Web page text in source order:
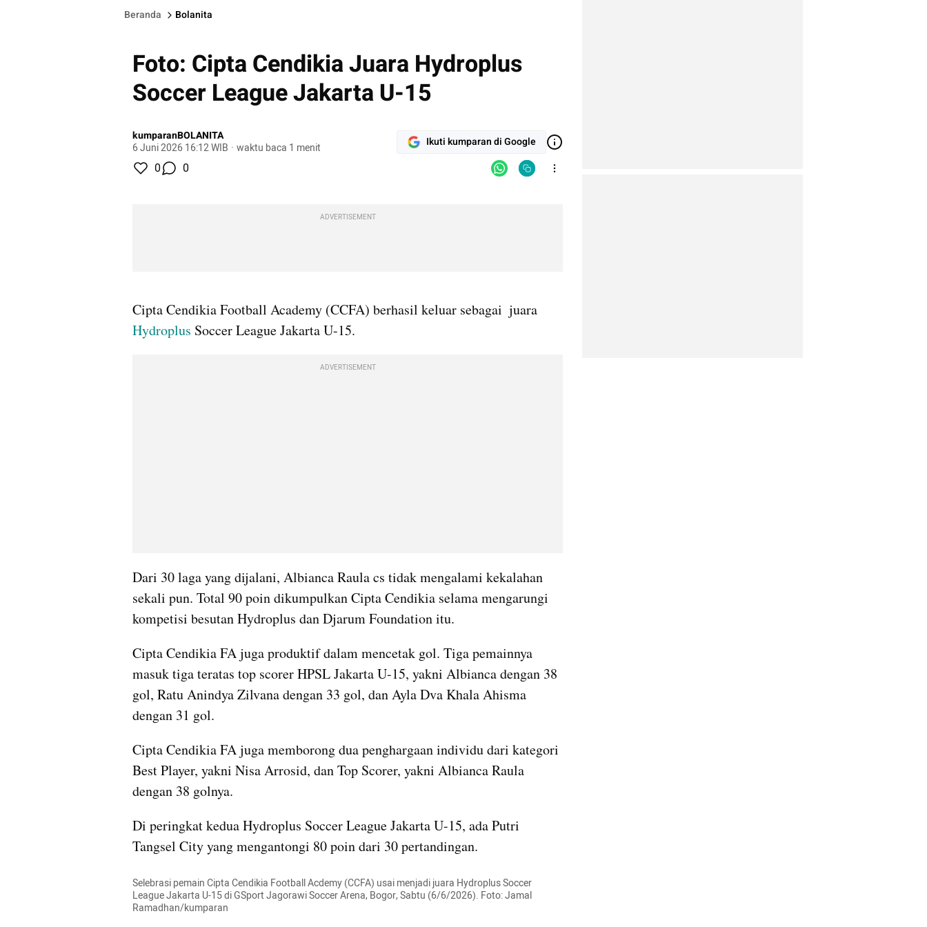
Beranda Bolanita
Foto: Cipta Cendikia Juara Hydroplus
Soccer League Jakarta U-15
kumparanBOLANITA
6 Juni 2026 16:12 WIB · waktu baca 1 menit Ikuti kumparan di Google
0 0
ADVERTISEMENT
Hydroplus Soccer League Jakarta U-15.
ADVERTISEMENT
Dari 30 laga yang dijalani, Albianca Raula cs tidak mengalami kekalahan
sekali pun. Total 90 poin dikumpulkan Cipta Cendikia selama mengarungi
kompetisi besutan Hydroplus dan Djarum Foundation itu.
Cipta Cendikia FA juga produktif dalam mencetak gol. Tiga pemainnya
masuk tiga teratas top scorer HPSL Jakarta U-15, yakni Albianca dengan 38
gol, Ratu Anindya Zilvana dengan 33 gol, dan Ayla Dva Khala Ahisma
dengan 31 gol.
Cipta Cendikia FA juga memborong dua penghargaan individu dari kategori
Best Player, yakni Nisa Arrosid, dan Top Scorer, yakni Albianca Raula
dengan 38 golnya.
Di peringkat kedua Hydroplus Soccer League Jakarta U-15, ada Putri
Tangsel City yang mengantongi 80 poin dari 30 pertandingan.
Selebrasi pemain Cipta Cendikia Football Acdemy (CCFA) usai menjadi juara Hydroplus Soccer
League Jakarta U-15 di GSport Jagorawi Soccer Arena, Bogor, Sabtu (6/6/2026). Foto: Jamal
Ramadhan/kumparan